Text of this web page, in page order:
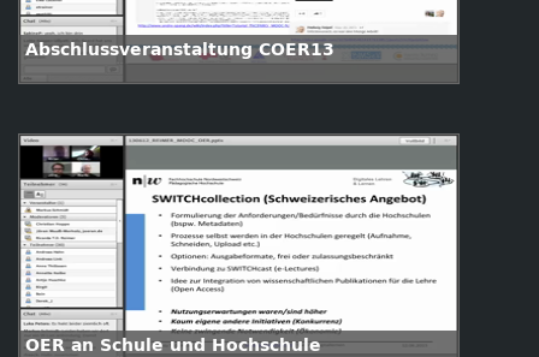
Abschlussveranstaltung COER13
OER an Schule und Hochschule